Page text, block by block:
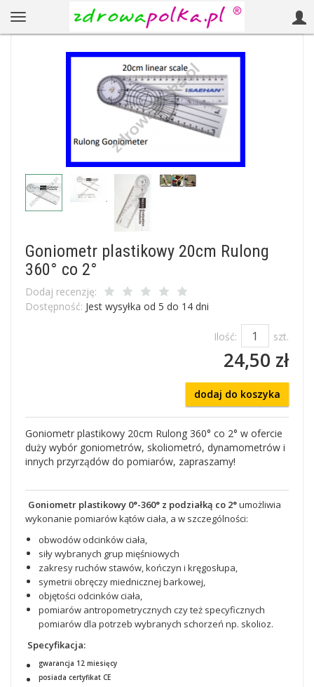
Goniometr plastikowy 20cm Rulong
360° co 2°
Dodaj recenzję:
Dostępność: Jest wysyłka od 5 do 14 dni
Ilość: szt.
24,50 zł
dodaj do koszyka
Goniometr plastikowy 20cm Rulong 360° co 2° w ofercie
duży wybór goniometrów, skoliometró, dynamometrów i
innych przyrządów do pomiarów, zapraszamy!
Goniometr plastikowy 0°-360° z podziałką co 2°umożliwia
wykonanie pomiarów kątów ciała, a w szczególności:
obwodów odcinków ciała,
siły wybranych grup mięśniowych
zakresy ruchów stawów, kończyn i kręgosłupa,
symetrii obręczy miednicznej barkowej,
objętości odcinków ciała,
pomiarów antropometrycznych czy też specyficznych
pomiarów dla potrzeb wybranych schorzeń np. skolioz.
Specyfikacja:
gwarancja 12 miesięcy
posiada certyfikat CE